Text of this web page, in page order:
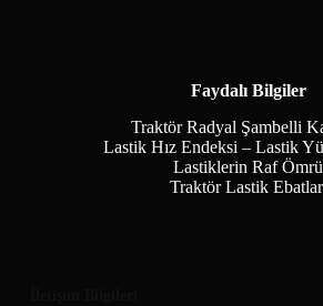
Faydalı Bilgiler
Traktör Radyal Şambelli
Lastik Hız Endeksi – Lastik
Lastiklerin Raf Ömrü
Traktör Lastik